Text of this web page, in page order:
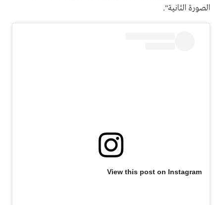
الصورة الثانية".
View this post on Instagram